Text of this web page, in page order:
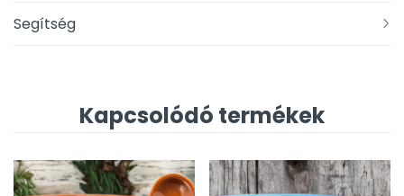
Segítség
Kapcsolódó termékek